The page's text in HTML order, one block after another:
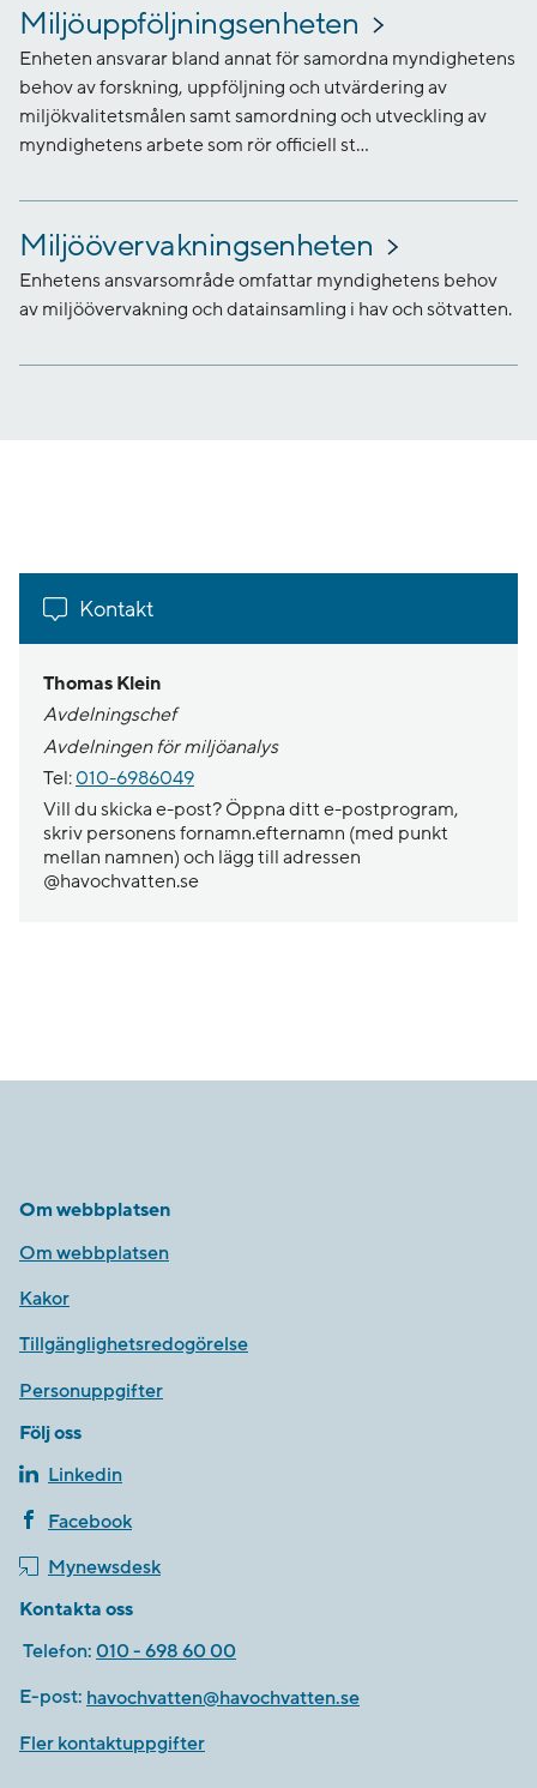
Miljöuppföljningsenheten
Enheten ansvarar bland annat för samordna myndighetens
behov av forskning, uppföljning och utvärdering av
miljökvalitetsmålen samt samordning och utveckling av
myndighetens arbete som rör officiell st...
Miljöövervakningsenheten
Enhetens ansvarsområde omfattar myndighetens behov
av miljöövervakning och datainsamling i hav och sötvatten.
Kontakt
Thomas Klein
Avdelningschef
Avdelningen för miljöanalys
Tel: 010-6986049
Vill du skicka e-post? Öppna ditt e-postprogram,
skriv personens fornamn.efternamn (med punkt
mellan namnen) och lägg till adressen
@havochvatten.se
Om webbplatsen
Om webbplatsen
Kakor
Tillgänglighetsredogörelse
Personuppgifter
Följ oss
Linkedin
Facebook
Mynewsdesk
Kontakta oss
Telefon: 010 - 698 60 00
E-post: havochvatten@havochvatten.se
Fler kontaktuppgifter